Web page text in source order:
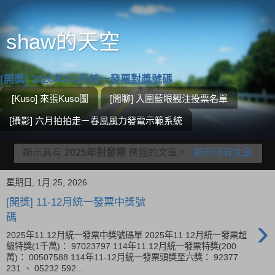
shaw的天空
[開獎] 2026年3-4月統一發票對獎號碼
[Kuso] 來張Kuso圖 [閒聊] 入圍藍眼觀注投票名單
[攝影] 六月拍拍走－春風風力發電示範系統
顯示具有 2025年對發票 標籤的文章。 顯示所有文章
星期日, 1月 25, 2026
[開獎] 11-12月統一發票中獎號
碼
›
2025年11.12月統一發票中獎號碼單 2025年11 12月統一發票超
級特獎(1千萬)： 97023797 114年11.12月統一發票特獎(200
萬)： 00507588 114年11-12月統一發票頭獎至六獎： 92377
231 、 05232 592...